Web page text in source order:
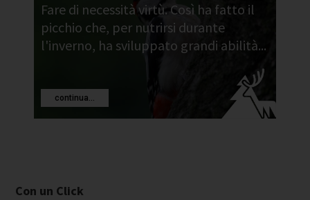
Fare di necessità virtù. Così ha fatto il
picchio che, per nutrirsi durante
l'inverno, ha sviluppato grandi abilità...
continua...
Con un Click